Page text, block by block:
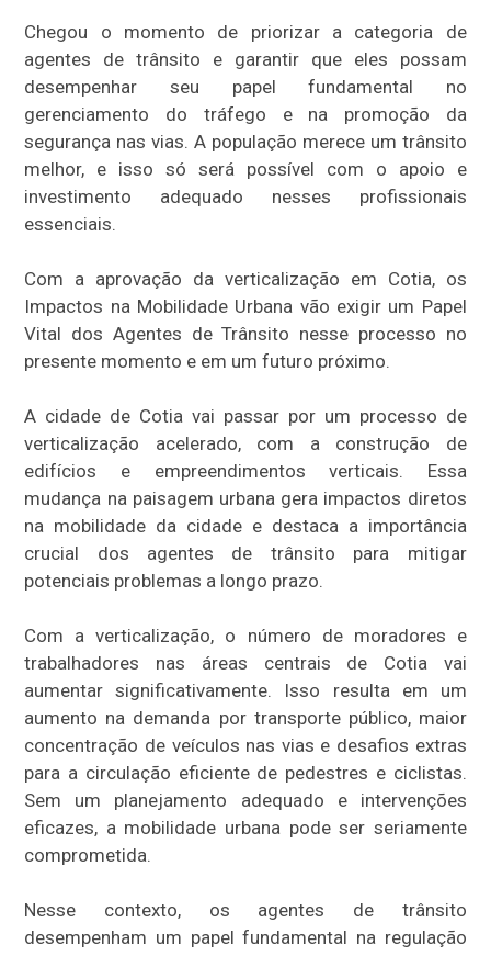
Chegou o momento de priorizar a categoria de
agentes de trânsito e garantir que eles possam
desempenhar seu papel fundamental no
gerenciamento do tráfego e na promoção da
segurança nas vias. A população merece um trânsito
melhor, e isso só será possível com o apoio e
investimento adequado nesses profissionais
essenciais.
Com a aprovação da verticalização em Cotia, os
Impactos na Mobilidade Urbana vão exigir um Papel
Vital dos Agentes de Trânsito nesse processo no
presente momento e em um futuro próximo.
A cidade de Cotia vai passar por um processo de
verticalização acelerado, com a construção de
edifícios e empreendimentos verticais. Essa
mudança na paisagem urbana gera impactos diretos
na mobilidade da cidade e destaca a importância
crucial dos agentes de trânsito para mitigar
potenciais problemas a longo prazo.
Com a verticalização, o número de moradores e
trabalhadores nas áreas centrais de Cotia vai
aumentar significativamente. Isso resulta em um
aumento na demanda por transporte público, maior
concentração de veículos nas vias e desafios extras
para a circulação eficiente de pedestres e ciclistas.
Sem um planejamento adequado e intervenções
eficazes, a mobilidade urbana pode ser seriamente
comprometida.
Nesse contexto, os agentes de trânsito
desempenham um papel fundamental na regulação